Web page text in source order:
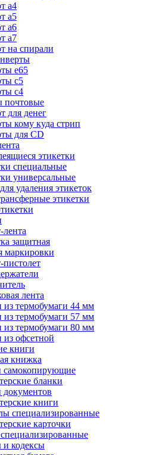
а4
а5
а6
а7
на спирали
е65
с5
с4
почтовые
для денег
кому куда стрип
для CD
этикетки
специальные
универсальные
удаления этикеток
этикетки
лента
защитная
маркировки
пистолет
лента
из термобумаги 44 мм
из термобумаги 57 мм
из термобумаги 80 мм
из офсетной
книги
книжка
самокопирующие
бланки
документов
книги
специализированные
карточки
и кодексы